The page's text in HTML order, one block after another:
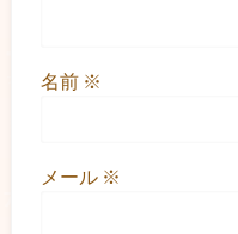
名前 ※
メール ※